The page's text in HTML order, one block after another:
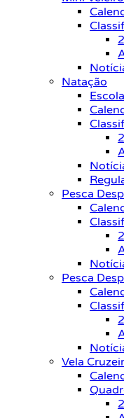
Natação
Pesca
Pesca
Vela